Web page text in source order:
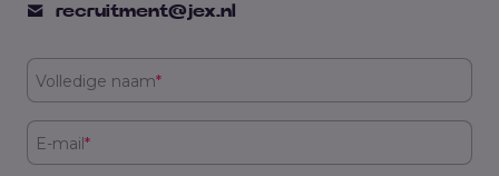
recruitment@jex.nl
Volledige naam*
E-mail*